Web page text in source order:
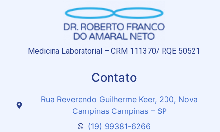
Medicina Laboratorial – CRM 111370/ RQE 50521
Contato
Rua Reverendo Guilherme Keer, 200, Nova
Campinas Campinas – SP
(19) 99381-6266